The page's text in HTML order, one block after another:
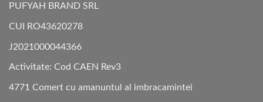
PUFYAH BRAND SRL
CUI RO43620278
J2021000044366
Activitate: Cod CAEN Rev3
4771 Comert cu amanuntul al imbracamintei